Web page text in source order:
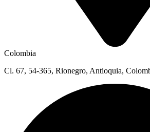
Colombia
Cl. 67, 54-365, Rionegro, Antioquia,